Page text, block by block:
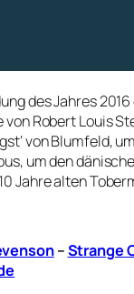
des Jahres
Robert Louis
von Blumfeld,
um den
Jahre alten
–Strange